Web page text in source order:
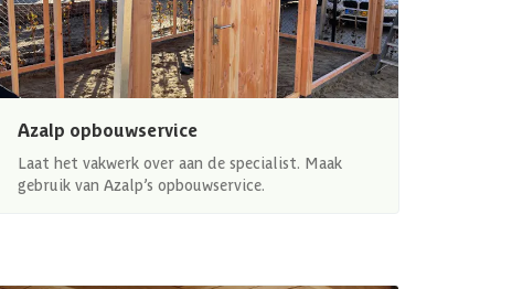
Azalp opbouwservice
Laat het vakwerk over aan de specialist. Maak
gebruik van Azalp’s opbouwservice.